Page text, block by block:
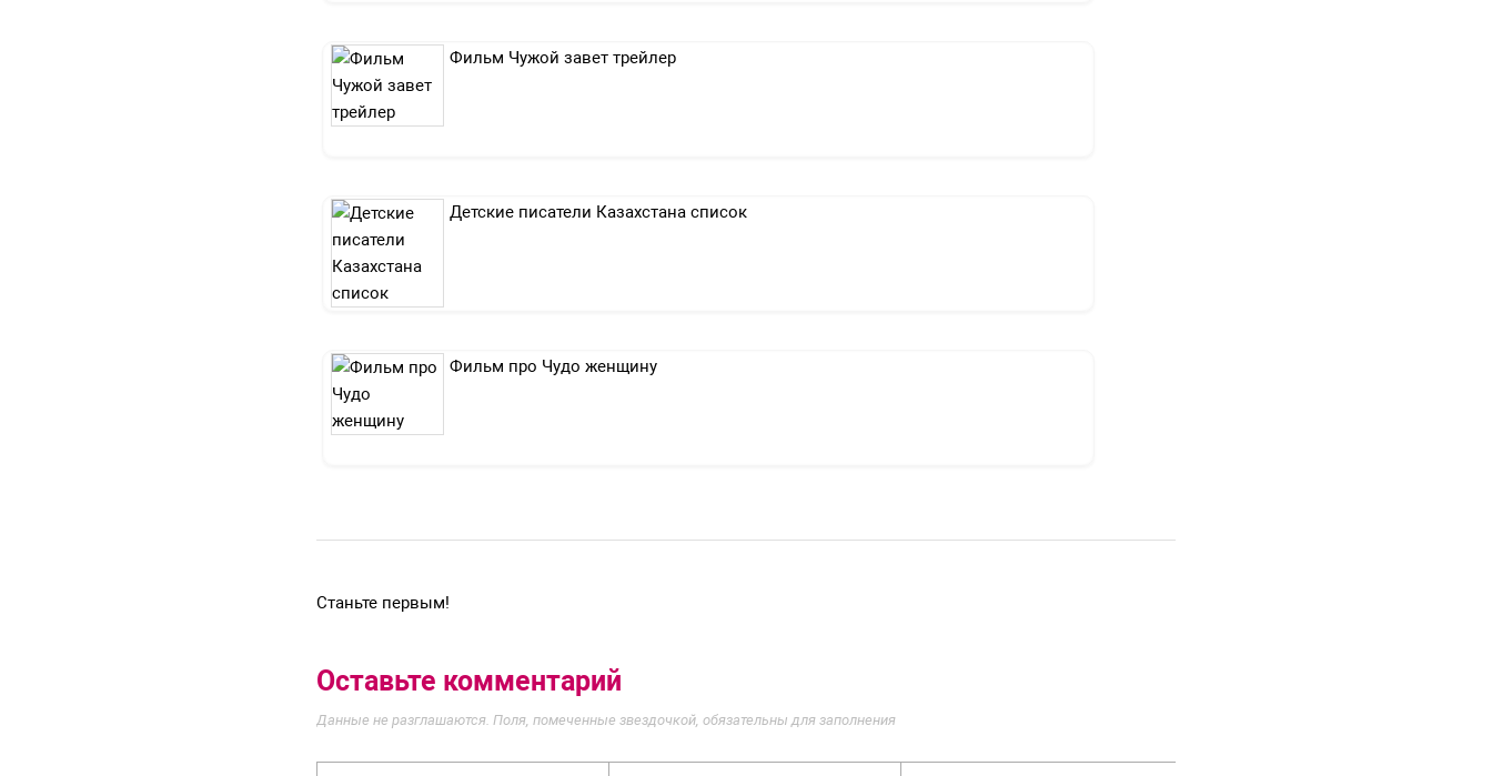
Фильм Чужой завет трейлер
Детские писатели Казахстана список
Фильм про Чудо женщину
Станьте первым!
Оставьте комментарий
Данные не разглашаются. Поля, помеченные звездочкой, обязательны для заполнения